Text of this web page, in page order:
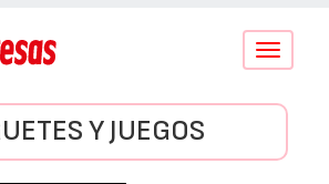
Conmutar
Y JUEGOS